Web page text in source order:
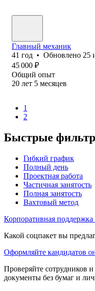
Главный механик
41 год • Обновлено 25
45 000 ₽
Общий опыт
20 лет 5 месяцев
1
2
Быстрые
Гибкий график
Полный день
Проектная работа
Частичная занятость
Полная занятость
Вахтовый метод
Корпоративная поддержка
Какой соцпакет вы
Оформляйте кандидатов
Проверяйте сотрудников
документы без бумаг и